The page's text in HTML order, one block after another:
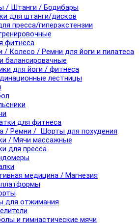
/ Штанги / Бодибары
для штанги/дисков
пресса/гиперэкстензии
фитнеса
/ Колесо / Ремни для йоги и пилатеса
балансировачные
для йоги / фитнеса
лестницы
для фитнеса
/ Ремни / Шорты для похудения
/ Мячи массажные
для пресса
медицина / Магнезия
для отжимания
и гимнастические мячи